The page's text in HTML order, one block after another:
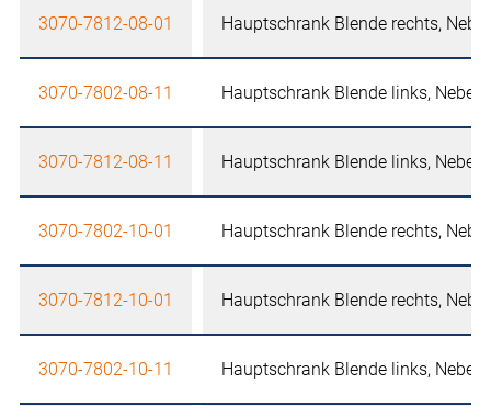
3070-7812-08-01 Hauptschrank Blende rechts,
3070-7802-08-11 Hauptschrank Blende links,
3070-7812-08-11 Hauptschrank Blende links,
3070-7802-10-01 Hauptschrank Blende rechts,
3070-7812-10-01 Hauptschrank Blende rechts,
3070-7802-10-11 Hauptschrank Blende links,